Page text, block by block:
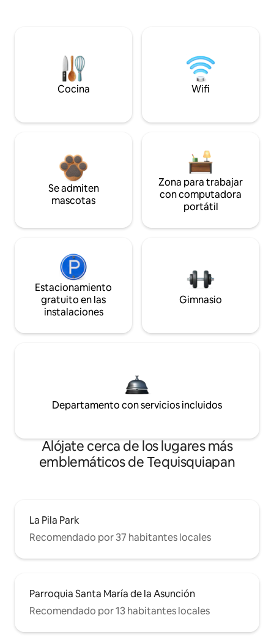
Cocina Wifi
Se admiten
mascotas
Zona para trabajar
con computadora
portátil
Estacionamiento
gratuito en las
instalaciones
Gimnasio
Departamento con servicios incluidos
Alójate cerca de los lugares más
emblemáticos de Tequisquiapan
La Pila Park
Recomendado por 37 habitantes locales
Parroquia Santa María de la Asunción
Recomendado por 13 habitantes locales